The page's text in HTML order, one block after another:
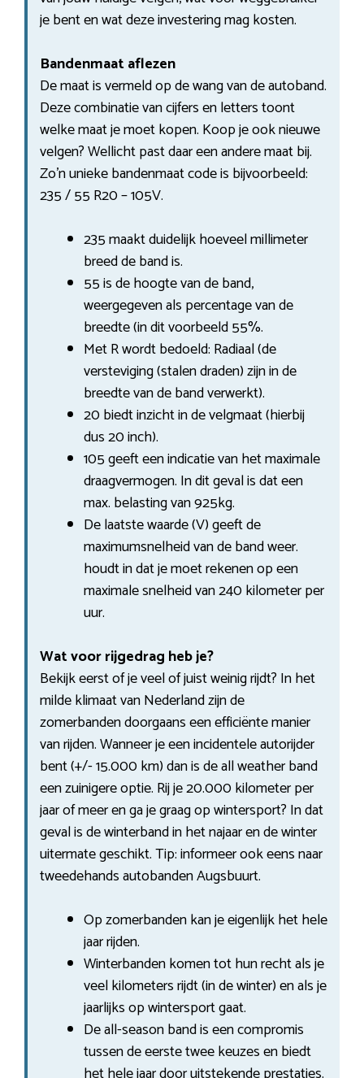
je bent en wat deze investering mag kosten.
Bandenmaat aflezen
De maat is vermeld op de wang van de autoband.
Deze combinatie van cijfers en letters toont
welke maat je moet kopen. Koop je ook nieuwe
velgen? Wellicht past daar een andere maat bij.
Zo’n unieke bandenmaat code is bijvoorbeeld:
235 / 55 R20 – 105V.
235 maakt duidelijk hoeveel millimeter
breed de band is.
55 is de hoogte van de band,
weergegeven als percentage van de
breedte (in dit voorbeeld 55%.
Met R wordt bedoeld: Radiaal (de
versteviging (stalen draden) zijn in de
breedte van de band verwerkt).
20 biedt inzicht in de velgmaat (hierbij
dus 20 inch).
105 geeft een indicatie van het maximale
draagvermogen. In dit geval is dat een
max. belasting van 925kg.
De laatste waarde (V) geeft de
maximumsnelheid van de band weer.
houdt in dat je moet rekenen op een
maximale snelheid van 240 kilometer per
uur.
Wat voor rijgedrag heb je?
Bekijk eerst of je veel of juist weinig rijdt? In het
milde klimaat van Nederland zijn de
zomerbanden doorgaans een efficiënte manier
van rijden. Wanneer je een incidentele autorijder
bent (+/- 15.000 km) dan is de all weather band
een zuinigere optie. Rij je 20.000 kilometer per
jaar of meer en ga je graag op wintersport? In dat
geval is de winterband in het najaar en de winter
uitermate geschikt. Tip: informeer ook eens naar
tweedehands autobanden Augsbuurt.
Op zomerbanden kan je eigenlijk het hele
jaar rijden.
Winterbanden komen tot hun recht als je
veel kilometers rijdt (in de winter) en als je
jaarlijks op wintersport gaat.
De all-season band is een compromis
tussen de eerste twee keuzes en biedt